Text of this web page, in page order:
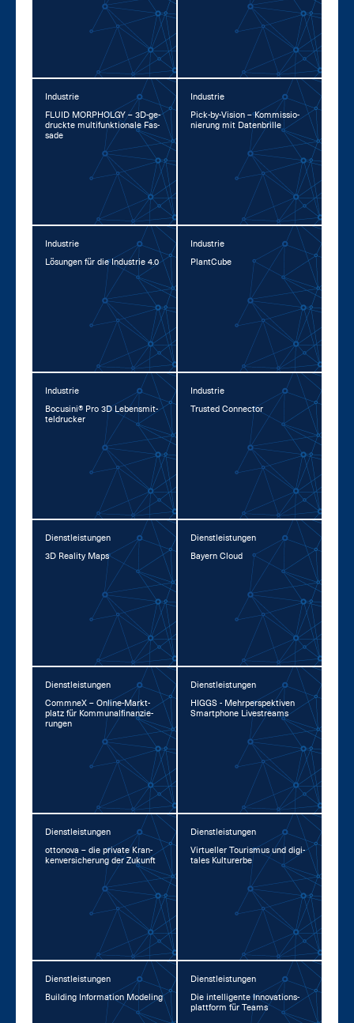
Industrie
FLU­ID MOR­PHOL­GY – 3D-ge­
druck­te mul­ti­funk­tio­na­le Fas­
sa­de
Industrie
Pick-by-Vi­si­on – Kom­mis­sio­
nie­rung mit Da­ten­bril­le
Industrie
Lö­sun­gen für die In­dus­trie 4.0
Industrie
Plant­Cu­be
Industrie
Bo­cu­si­ni® Pro 3D Le­bens­mit­
tel­dru­cker
Industrie
Trusted Con­nec­tor
Dienstleistungen
3D Rea­li­ty Maps
Dienstleistungen
Bay­ern Cloud
Dienstleistungen
Comm­neX – On­line-Markt­
platz für Kom­mu­nal­fi­nan­zie­
run­gen
Dienstleistungen
HIGGS - Mehr­per­spek­ti­ven
Smart­pho­ne Li­vestreams
Dienstleistungen
ot­to­no­va – die pri­va­te Kran­
ken­ver­si­che­rung der Zu­kunft
Dienstleistungen
Vir­tu­el­ler Tou­ris­mus und di­gi­
ta­les Kul­tur­er­be
Dienstleistungen
Buil­ding In­for­ma­ti­on Mo­de­ling
Dienstleistungen
Die in­tel­li­gen­te In­no­va­ti­ons­
platt­form für Teams